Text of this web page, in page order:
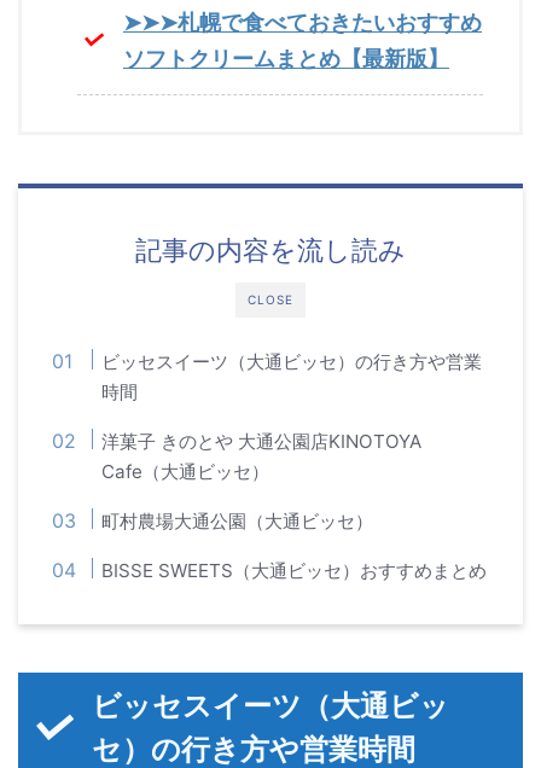
➤➤➤札幌で食べておきたいおすすめ
ソフトクリームまとめ【最新版】
CLOSE
記事の内容を流し読み
ビッセスイーツ（大通ビッセ）の行き方や営業
時間
洋菓子 きのとや 大通公園店KINOTOYA
Cafe（大通ビッセ）
町村農場大通公園（大通ビッセ）
BISSE SWEETS（大通ビッセ）おすすめまとめ
ビッセスイーツ（大通ビッ
セ）の行き方や営業時間